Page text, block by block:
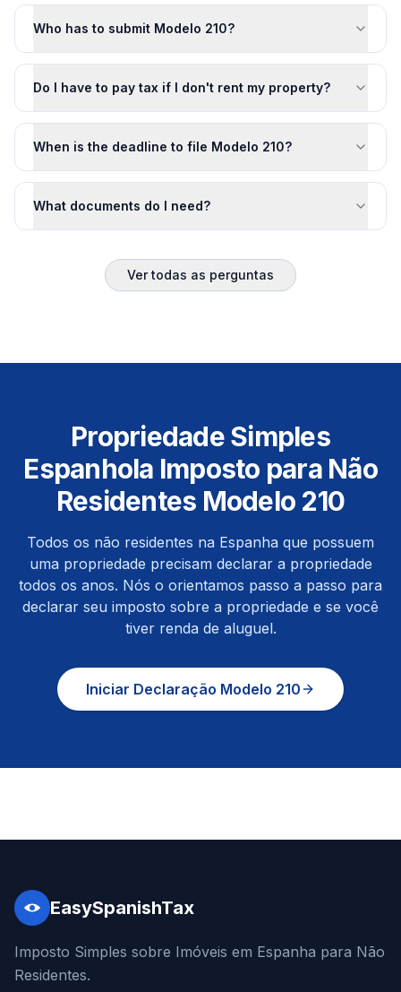
Who has to submit Modelo 210?
Do I have to pay tax if I don't rent my property?
When is the deadline to file Modelo 210?
What documents do I need?
Ver todas as perguntas
Propriedade Simples
Espanhola Imposto para Não
Residentes Modelo 210
Todos os não residentes na Espanha que possuem
uma propriedade precisam declarar a propriedade
todos os anos. Nós o orientamos passo a passo para
declarar seu imposto sobre a propriedade e se você
tiver renda de aluguel.
Iniciar Declaração Modelo 210
EasySpanishTax
Imposto Simples sobre Imóveis em Espanha para Não
Residentes.